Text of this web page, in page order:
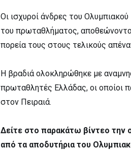
Οι ισχυροί άνδρες του
του πρωταθλήματος,
πορεία τους στους τελικούς
Η βραδιά ολοκληρώθηκε με
πρωταθλητές Ελλάδας, οι οποίοι
στον Πειραιά.
Δείτε στο παρακάτω βίντεο την
από τα αποδυτήρια του